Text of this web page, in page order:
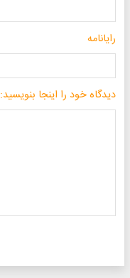
رایانامه
دیدگاه خود را اینجا بنویسید: